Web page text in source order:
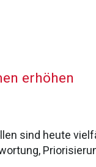
erhöhen
sind heute